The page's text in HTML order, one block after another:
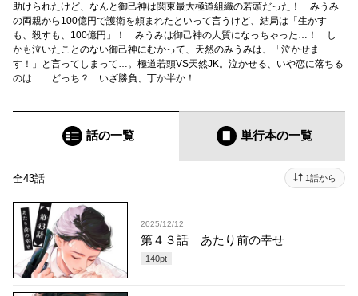
助けられたけど、なんと御己神は関東最大極道組織の若頭だった！ みうみ
の両親から100億円で護衛を頼まれたといって言うけど、結局は「生かす
も、殺すも、100億円」！ みうみは御己神の人質になっちゃった…！ し
かも泣いたことのない御己神にむかって、天然のみうみは、「泣かせま
す！」と言ってしまって…。極道若頭VS天然JK。泣かせる、いや恋に落ちる
のは……どっち？ いざ勝負、丁か半か！
話の一覧 単行本の一覧
全43話 1話から
2025/12/12
第４３話 あたり前の幸せ
140pt